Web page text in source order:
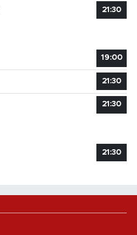
21:30
19:00
21:30
21:30
21:30